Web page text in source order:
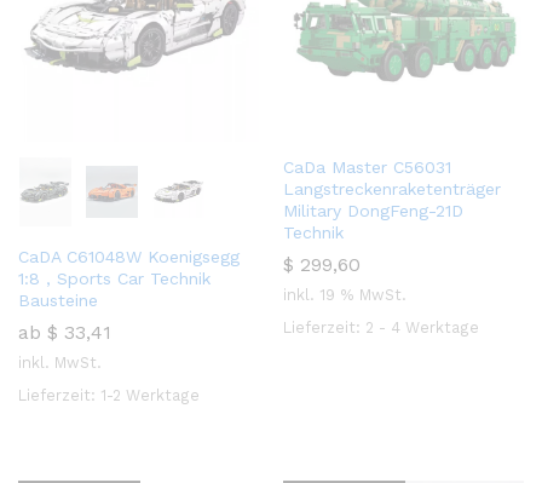
CaDA C61048W Koenigsegg
1:8 , Sports Car Technik
Bausteine
ab $ 33,41
inkl. MwSt.
Lieferzeit: 1-2 Werktage
CaDa Master C56031
Langstreckenraketenträger
Military DongFeng-21D
Technik
$ 299,60
inkl. 19 % MwSt.
Lieferzeit: 2 - 4 Werktage